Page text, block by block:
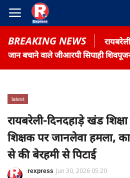
BREAKING NEWS
जान बचाने वाले जीआरपी सिपाही
Home
Contact
Gallery
Terms & Conditions
latest
रायबरेली-दिनदहाड़े खंड
शिक्षक पर जानलेवा हमला,
से की बेरहमी से पिटाई
rexpress Jun 30, 2026 05:20